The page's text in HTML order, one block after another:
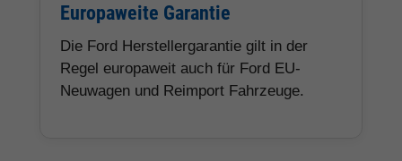
Europaweite Garantie
Die Ford Herstellergarantie gilt in der
Regel europaweit auch für Ford EU-
Neuwagen und Reimport Fahrzeuge.